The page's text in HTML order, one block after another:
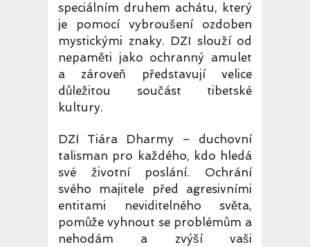
speciálním druhem achátu, který
je pomocí vybroušení ozdoben
mystickými znaky. DZI slouží od
nepaměti jako ochranný amulet
a zároveň představují velice
důležitou součást tibetské
kultury.
DZI Tiára Dharmy – duchovní
talisman pro každého, kdo hledá
své životní poslání. Ochrání
svého majitele před agresivními
entitami neviditelného světa,
pomůže vyhnout se problémům a
nehodám a zvýší vaši